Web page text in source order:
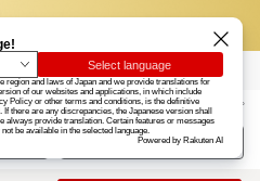
楽天グループ カード
お知らせ ヘルプ
ログイン